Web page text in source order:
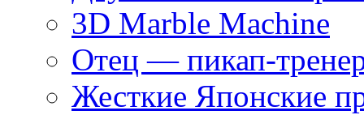
3D Marble Machine
Отец — пикап-
Жесткие Японские